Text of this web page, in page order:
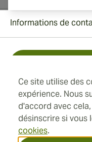
Ce site utilise des
expérience. Nous
d'accord avec
désinscrire si vous
cookies.
Informations de